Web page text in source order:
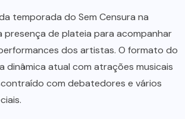
temporada do Sem Censura na
presença de plateia para acompanhar
dos artistas. O formato do
dinâmica atual com atrações musicais
com debatedores e vários